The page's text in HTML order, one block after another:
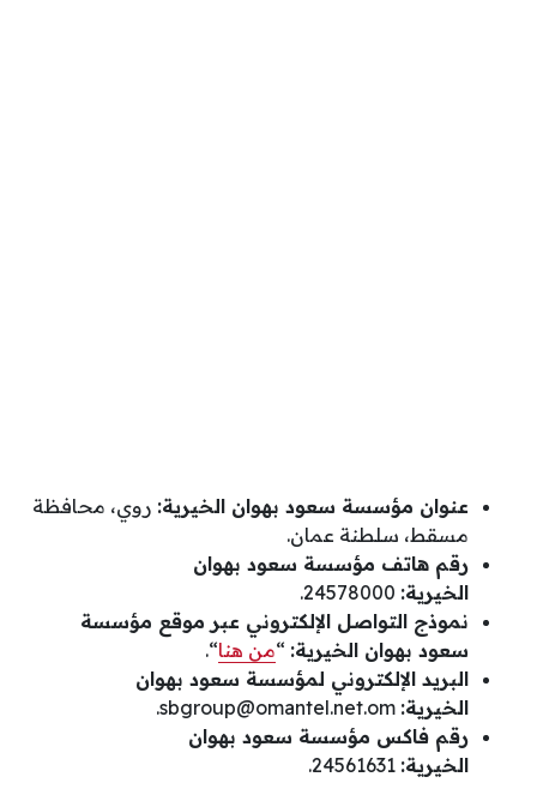
عنوان مؤسسة سعود بهوان الخيرية: روي، محافظة
مسقط، سلطنة عمان.
رقم هاتف مؤسسة سعود بهوان
الخيرية:
نموذج التواصل الإلكتروني عبر موقع مؤسسة
سعود بهوان الخيرية: “من هنا“.
البريد الإلكتروني لمؤسسة سعود بهوان
الخيرية: sbgroup@omantel.net.om
.
رقم فاكس مؤسسة سعود بهوان
الخيرية: